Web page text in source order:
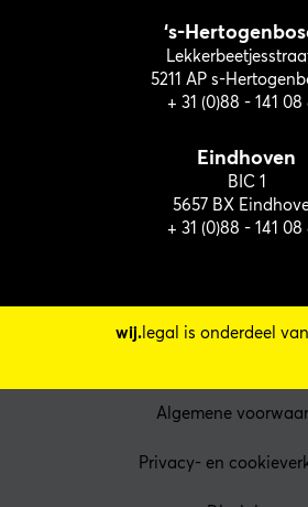
‘s-
5211 AP s-
+ 31 (0)88 - 141 08
Eindhoven
BIC 1
5657 BX
+ 31 (0)88 - 141 08
wij.legal is onderdeel van
Algemene
Privacy- en